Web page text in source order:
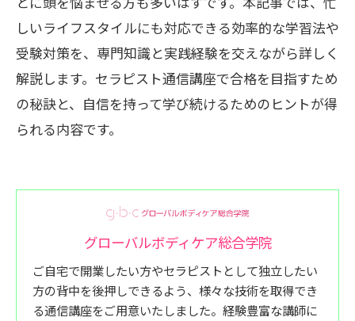
しいライフスタイルにも対応できる効率的な学習法や
受験対策を、専門知識と実践経験を交えながら詳しく
解説します。セラピスト通信講座で合格を目指すため
の秘訣と、自信を持って学び続けるためのヒントが得
られる内容です。
グローバルボディケア総合学院
ご自宅で開業したい方やセラピストとして独立したい
方の背中を後押しできるよう、様々な技術を取得でき
る通信講座をご用意いたしました。経験豊富な講師に